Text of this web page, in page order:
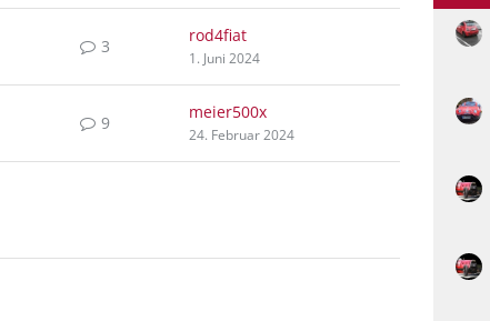
3
rod4fiat
1. Juni 2024
9
meier500x
24. Februar 2024